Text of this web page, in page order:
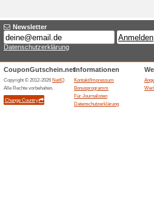
Black Friday